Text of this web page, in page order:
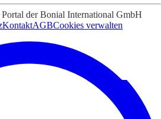
der Bonial International GmbH
KontaktAGBCookies verwalten